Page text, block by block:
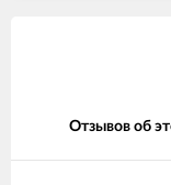
Отзывов об